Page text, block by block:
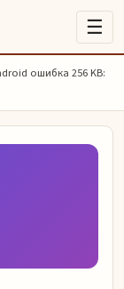
☰
ошибка 256 KB: